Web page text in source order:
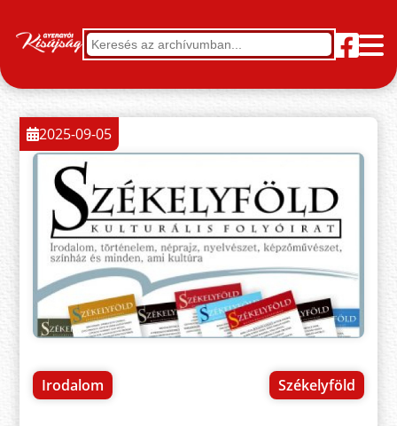
Irodalom Székelyföld
2025-09-05